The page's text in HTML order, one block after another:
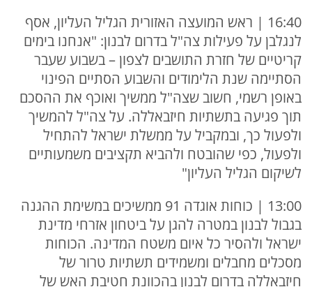
16:40 | ראש המועצה האזורית הגליל העליון, אסף
לנגלבן על פעילות צה"ל בדרום לבנון: "אנחנו בימים
קריטיים של חזרת התושבים לצפון – בשבוע שעבר
הסתיימה שנת הלימודים והשבוע הסתיים הפינוי
באופן רשמי, חשוב שצה"ל ממשיך ואוכף את ההסכם
תוך פגיעה בתשתיות חיזבאללה. על צה"ל להמשיך
ולפעול כך, ובמקביל על ממשלת ישראל להתחיל
ולפעול, כפי שהובטח ולהביא תקציבים משמעותיים
לשיקום הגליל העליון"
13:00 | כוחות אוגדה 91 ממשיכים במשימת ההגנה
בגבול לבנון במטרה להגן על ביטחון אזרחי מדינת
ישראל ולהסיר כל איום משטח המדינה. הכוחות
מסכלים מחבלים ומשמידים תשתיות טרור של
חיזבאללה בדרום לבנון בהכוונת חטיבת האש של